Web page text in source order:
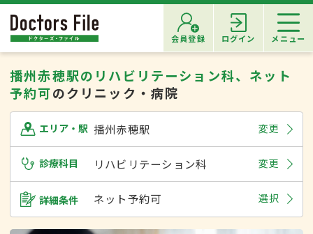
会員登録 ログイン メニュー
播州赤穂駅のリハビリテーション科、ネット
予約可のクリニック・病院
エリア・駅 播州赤穂駅 変更
診療科目 リハビリテーション科 変更
詳細条件 ネット予約可 選択